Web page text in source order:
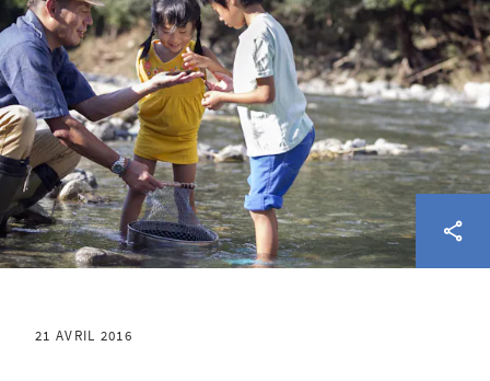
21 AVRIL 2016